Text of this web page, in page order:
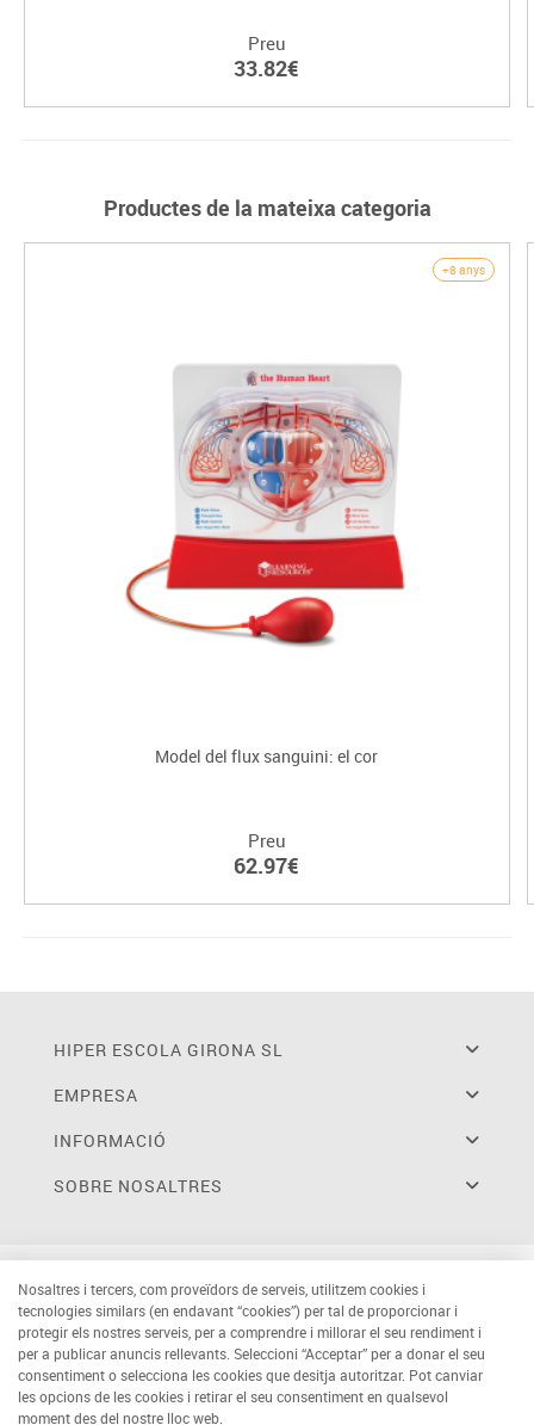
Preu
33.82€
Productes de la mateixa categoria
+8 anys
Model del flux sanguini: el cor
Preu
62.97€
HIPER ESCOLA GIRONA SL
EMPRESA
INFORMACIÓ
SOBRE NOSALTRES
Nosaltres i tercers, com proveïdors de serveis, utilitzem cookies i
tecnologies similars (en endavant “cookies”) per tal de proporcionar i
protegir els nostres serveis, per a comprendre i millorar el seu rendiment i
per a publicar anuncis rellevants. Seleccioni “Acceptar” per a donar el seu
consentiment o selecciona les cookies que desitja autoritzar. Pot canviar
les opcions de les cookies i retirar el seu consentiment en qualsevol
moment des del nostre lloc web.